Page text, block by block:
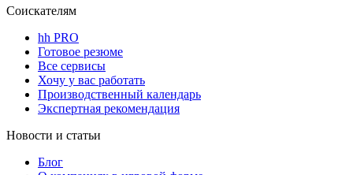
Соискателям
hh PRO
Готовое резюме
Все сервисы
Хочу у вас работать
Производственный календарь
Экспертная рекомендация
Новости и статьи
Блог